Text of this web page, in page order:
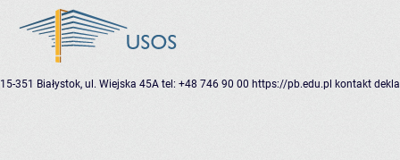
15-351 Białystok, ul. Wiejska 45A tel: +48 746 90 00 https://pb.edu.pl kontakt